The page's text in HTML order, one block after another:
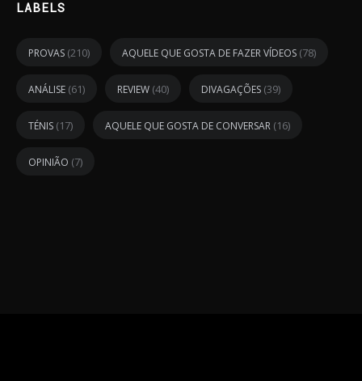
LABELS
PROVAS (210) AQUELE QUE GOSTA DE FAZER VÍDEOS (78)
ANÁLISE (61) REVIEW (40) DIVAGAÇÕES (39)
TÉNIS (17) AQUELE QUE GOSTA DE CONVERSAR (16)
OPINIÃO (7)